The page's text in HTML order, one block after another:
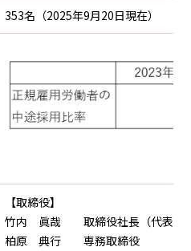
353名（2025年9月20日現在）
【取締役】
竹内 眞哉 取締役社長（代表取
柏原 典行 専務取締役